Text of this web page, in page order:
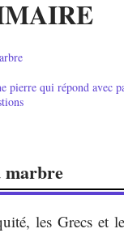
pierre qui répond avec
marbre
les Grecs et